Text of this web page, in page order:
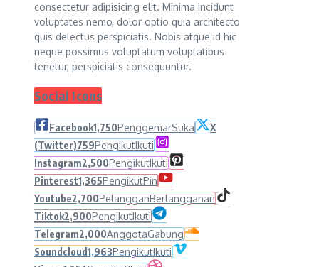
consectetur adipisicing elit. Minima incidunt
voluptates nemo, dolor optio quia architecto
quis delectus perspiciatis. Nobis atque id hic
neque possimus voluptatum voluptatibus
tenetur, perspiciatis consequuntur.
Social Icons
Facebook1,750PenggemarSuka
X
(Twitter)759PengikutIkuti
Instagram2,500PengikutIkuti
Pinterest1,365PengikutPin
Youtube2,700PelangganBerlangganan
Tiktok2,900PengikutIkuti
Telegram2,000AnggotaGabung
Soundcloud1,963PengikutIkuti